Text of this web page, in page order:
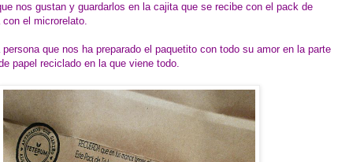
nos gustan y guardarlos en la cajita que se recibe con el pack de
el microrelato.
que nos ha preparado el paquetito con todo su amor en la parte
papel reciclado en la que viene todo.